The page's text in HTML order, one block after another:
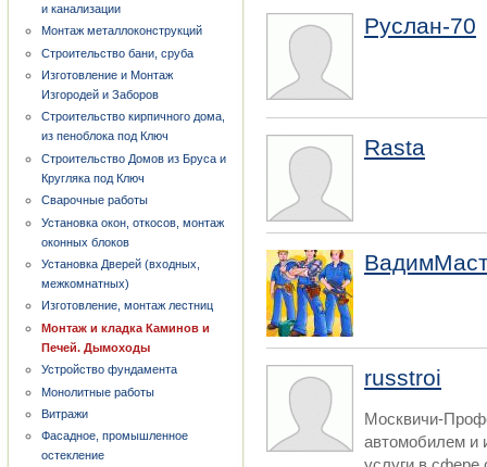
и канализации
Монтаж металлоконструкций
Строительство бани, сруба
Изготовление и Монтаж
Изгородей и Заборов
Строительство кирпичного дома,
из пеноблока под Ключ
Строительство Домов из Бруса и
Кругляка под Ключ
Сварочные работы
Установка окон, откосов, монтаж
оконных блоков
Установка Дверей (входных,
межкомнатных)
Изготовление, монтаж лестниц
Монтаж и кладка Каминов и
Печей. Дымоходы
Устройство фундамента
Монолитные работы
Витражи
Фасадное, промышленное
остекление
Руслан-70
Rasta
russtroi
Москвичи-
автомобилем и